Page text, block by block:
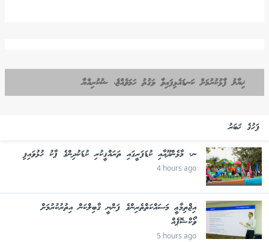
ޚިޔާލު ފާޅުކުރުމަށް ކަނޑައެޅިފައިވާ ވަގުތު ހަމަވެއްޖެ، ޝުކުރިއްޔާ
ފަހުގެ ޚަބަރު
ނ. މާޅެންދޫއާއި ކުޑަފަރީގައި ތަރައްޤީކުރި ކުޑަކުދިންގެ ޕާކު ހުޅުވައިފި
4 hours ago
އިޖްތިމާޢީ މަސައްކަތްތެރިންގެ ފަންނީ ޤާބިލްކަން އިތުރުކުރުމަށް
ވޯކްޝޮޕެއް
5 hours ago